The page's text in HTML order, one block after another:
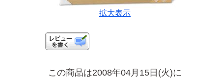
拡大表示
この商品は2008年04月15日(火)に